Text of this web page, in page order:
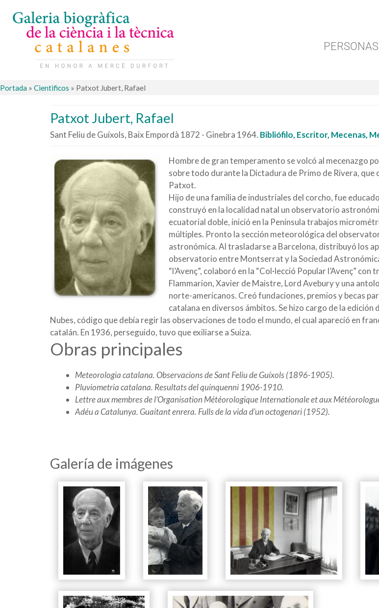
PERSONAS
Portada » Cientificos » Patxot Jubert, Rafael
Patxot Jubert, Rafael
Sant Feliu de Guíxols, Baix Empordà 1872 - Ginebra 1964. Bibliófilo, Escritor, Mecenas,
Hombre de gran temperamento se volcó al mecenazgo
sobre todo durante la Dictadura de Primo de Rivera, que
Patxot.
Hijo de una familia de industriales del corcho, fue
construyó en la localidad natal un observatorio
ecuatorial doble, inició en la Península trabajos
múltiples. Pronto la sección meteorológica del
astronómica. Al trasladarse a Barcelona, distribuyó los
observatorio entre Montserrat y la Sociedad
“l’Avenç”, colaboró en la “Col·lecció Popular l’Avenç”
Flammarion, Xavier de Maistre, Lord Avebury y una
norte-americanos. Creó fundaciones, premios y becas
catalana en diversos ámbitos. Se hizo cargo de la
Nubes, código que debía regir las observaciones de todo el mundo, el cual apareció en
catalán. En 1936, perseguido, tuvo que exiliarse a Suiza.
Obras principales
Meteorologia catalana. Observacions de Sant Feliu de Guíxols (1896-1905).
Pluviometria catalana. Resultats del quinquenni 1906-1910.
Lettre aux membres de l’Organisation Météorologique Internationale et aux
Adéu a Catalunya. Guaitant enrera. Fulls de la vida d’un octogenari (1952).
Galería de imágenes